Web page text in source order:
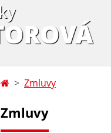
Zmluvy
Zmluvy